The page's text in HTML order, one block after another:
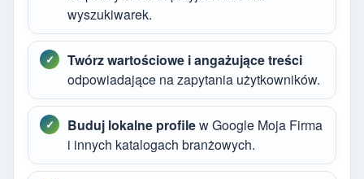
wyszukiwarek.
Twórz wartościowe i angażujące treści
odpowiadające na zapytania użytkowników.
Buduj lokalne profilew Google Moja Firma
i innych katalogach branżowych.